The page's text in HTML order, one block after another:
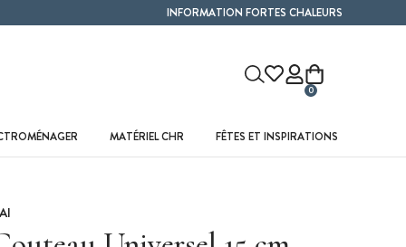
INFORMATION FORTES CHALEURS
0
MATÉRIEL CHR FÊTES ET INSPIRATIONS